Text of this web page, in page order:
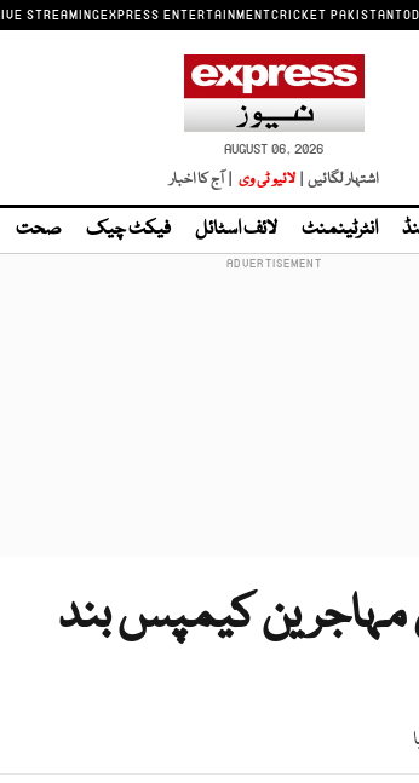
STREAMINGEXPRESS ENTERTAINMENTCRICKET PAKISTAN
AUGUST 06, 2026
اشتہار لگائیں | لائیو ٹی وی | آج کا اخبار
انٹرٹینمنٹ لائف اسٹائل فیکٹ چیک صحت
افغان مہاجرین کیمپس بند